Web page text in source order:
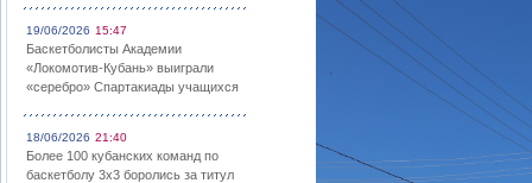
19/06/2026 15:47
Баскетболисты Академии
«Локомотив-Кубань» выиграли
«серебро» Спартакиады учащихся
18/06/2026 21:40
Более 100 кубанских команд по
баскетболу 3х3 боролись за титул